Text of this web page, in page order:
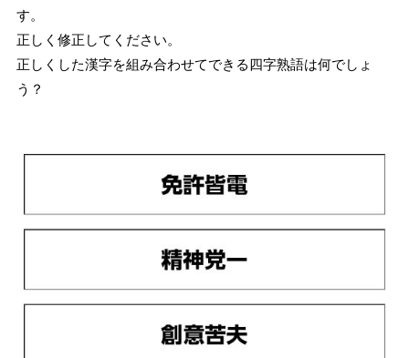
す。
正しく修正してください。
正しくした漢字を組み合わせてできる四字熟語は何でしょ
う？